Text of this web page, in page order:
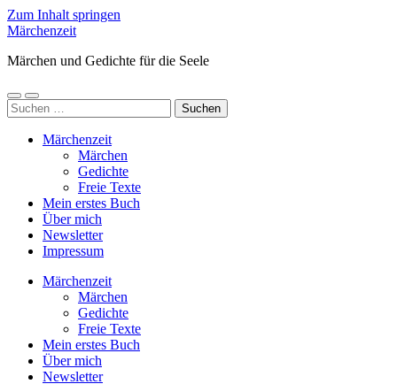
Zum Inhalt springen
Märchenzeit
Märchen und Gedichte für die Seele
Mobile-
Menü
Suchfeld
ein-/ausblenden
Suchen
nach:
Märchenzeit
Märchen
Gedichte
Freie Texte
Mein erstes Buch
Über mich
Newsletter
Impressum
Märchenzeit
Märchen
Gedichte
Freie Texte
Mein erstes Buch
Über mich
Newsletter